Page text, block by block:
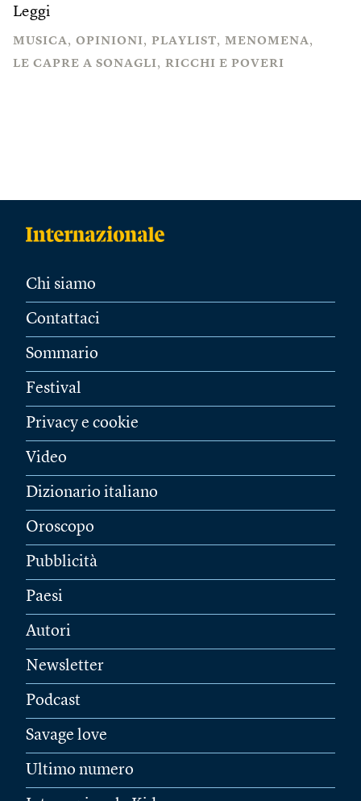
Leggi
MUSICA OPINIONI PLAYLIST
MENOMENA
LE CAPRE A SONAGLI
RICCHI E POVERI
Chi siamo
Contattaci
Sommario
Festival
Privacy e cookie
Video
Dizionario italiano
Oroscopo
Pubblicità
Paesi
Autori
Newsletter
Podcast
Savage love
Ultimo numero